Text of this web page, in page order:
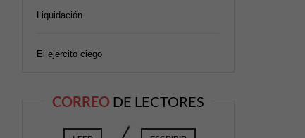
Liquidación
El ejército ciego
CORREO DE LECTORES